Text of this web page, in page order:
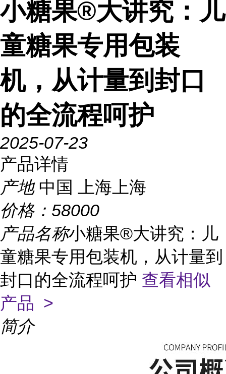
小糖果®大讲究：儿
童糖果专用包装
机，从计量到封口
的全流程呵护
2025-07-23
产品详情
产地 中国 上海上海
价格： 58000
产品名称小糖果®大讲究：儿
童糖果专用包装机，从计量到
封口的全流程呵护 查看相似
产品 >
简介